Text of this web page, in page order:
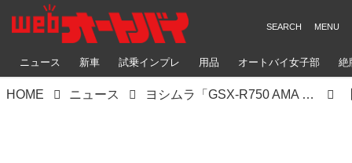
ニュース 新車 試乗インプレ 用品 オートバイ女子部 絶
HOME ニュース ヨシムラ「GSX-R750 AMA SUPERBIKE」（1986）詳細解説【ヨシムラ伝】